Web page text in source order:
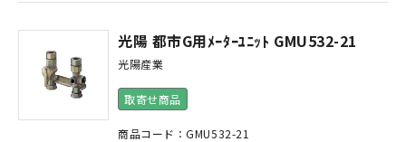
光陽 都市G用ﾒｰﾀｰﾕﾆｯﾄ GMU532-21
光陽産業
取寄せ商品
商品コード：GMU532-21